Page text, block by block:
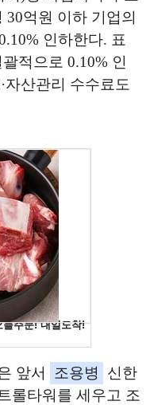
30억원 이하 기업의
인하한다. 표
적으로 0.10% 인
자산관리 수수료도
앞서 조용병
신한
롤타워를 세우고 조